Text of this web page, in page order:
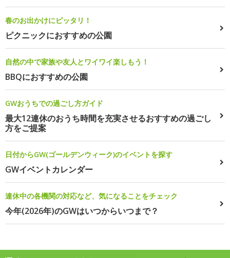
春のお出かけにピッタリ！
ピクニックにおすすめの公園
自然の中で家族や友人とワイワイ楽しもう！
BBQにおすすめの公園
GWおうちでの過ごし方ガイド
最大12連休のおうち時間を充実させるおすすめの過ごし
方をご提案
日付からGW(ゴールデンウィーク)のイベントを探す
GWイベントカレンダー
連休中の各機関の対応など、気になることをチェック
今年(2026年)のGWはいつからいつまで？